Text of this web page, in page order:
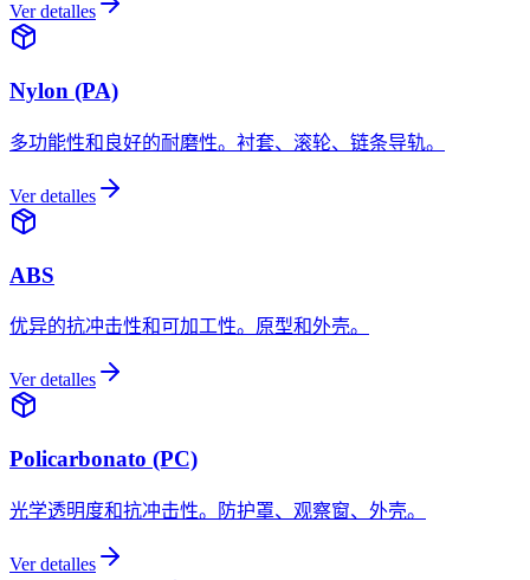
Ver detalles
Nylon (PA)
多功能性和良好的耐磨性。衬套、滚轮、链条导轨。
Ver detalles
ABS
优异的抗冲击性和可加工性。原型和外壳。
Ver detalles
Policarbonato (PC)
光学透明度和抗冲击性。防护罩、观察窗、外壳。
Ver detalles